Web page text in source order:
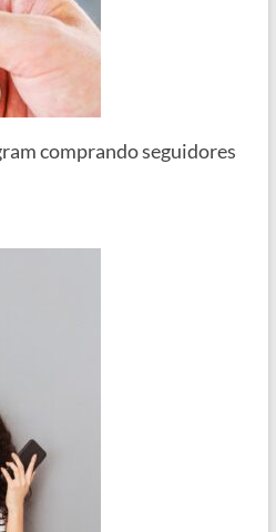
comprando seguidores